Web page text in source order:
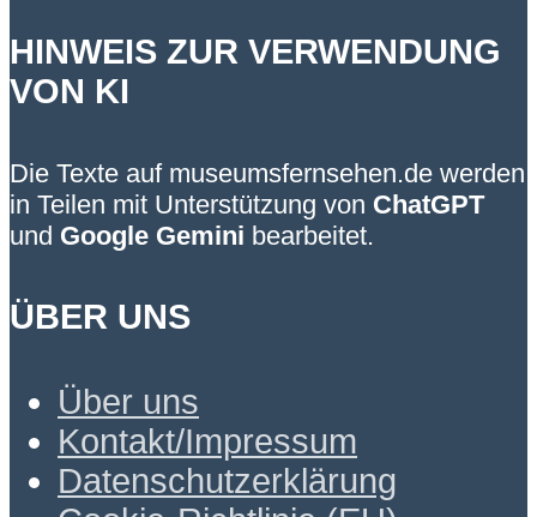
HINWEIS ZUR VERWENDUNG
VON KI
Die Texte auf museumsfernsehen.de werden
in Teilen mit Unterstützung von ChatGPT
und Google Gemini bearbeitet.
ÜBER UNS
Über uns
Kontakt/Impressum
Datenschutzerklärung